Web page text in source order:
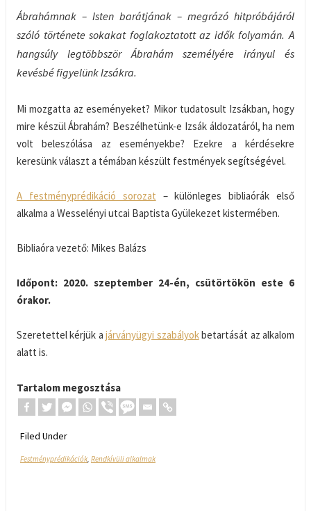
Ábrahámnak – Isten barátjának – megrázó hitpróbájáról
szóló története sokakat foglakoztatott az idők folyamán. A
hangsúly legtöbbször Ábrahám személyére irányul és
kevésbé figyelünk Izsákra.
Mi mozgatta az eseményeket? Mikor tudatosult Izsákban, hogy
mire készül Ábrahám? Beszélhetünk-e Izsák áldozatáról, ha nem
volt beleszólása az eseményekbe? Ezekre a kérdésekre
keresünk választ a témában készült festmények segítségével.
A festményprédikáció sorozat – különleges bibliaórák első
alkalma a Wesselényi utcai Baptista Gyülekezet kistermében.
Bibliaóra vezető: Mikes Balázs
Időpont: 2020. szeptember 24-én, csütörtökön este 6
órakor.
Szeretettel kérjük ajárványügyi szabályokbetartását az alkalom
alatt is.
Tartalom megosztása
Filed Under
Festményprédikációk Rendkívüli alkalmak